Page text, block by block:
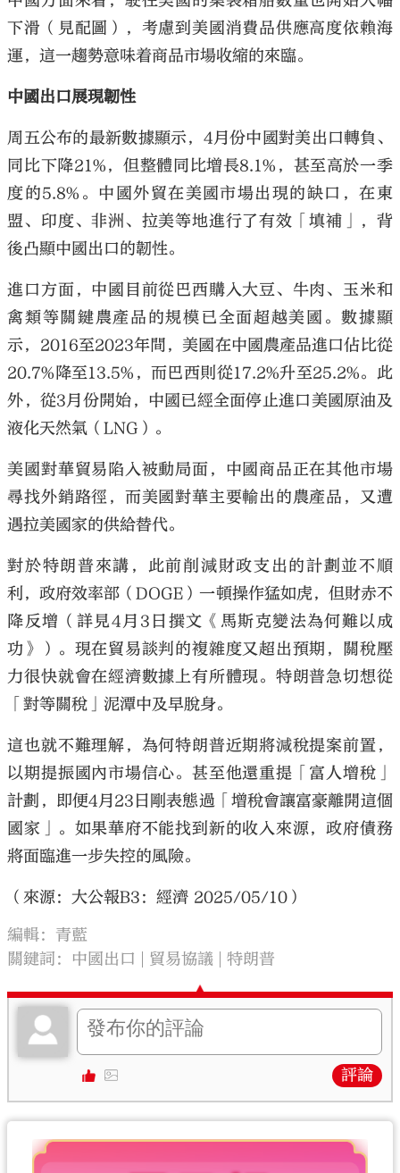
下滑（見配圖），考慮到美國消費品供應高度依賴海
運，這一趨勢意味着商品市場收縮的來臨。
中國出口展現韌性
周五公布的最新數據顯示，4月份中國對美出口轉負、
同比下降21%，但整體同比增長8.1%，甚至高於一季
度的5.8%。中國外貿在美國市場出現的缺口，在東
盟、印度、非洲、拉美等地進行了有效「填補」，背
後凸顯中國出口的韌性。
進口方面，中國目前從巴西購入大豆、牛肉、玉米和
禽類等關鍵農產品的規模已全面超越美國。數據顯
示，2016至2023年間，美國在中國農產品進口佔比從
20.7%降至13.5%，而巴西則從17.2%升至25.2%。此
外，從3月份開始，中國已經全面停止進口美國原油及
液化天然氣（LNG）。
美國對華貿易陷入被動局面，中國商品正在其他市場
尋找外銷路徑，而美國對華主要輸出的農產品，又遭
遇拉美國家的供給替代。
對於特朗普來講，此前削減財政支出的計劃並不順
利，政府效率部（DOGE）一頓操作猛如虎，但財赤不
降反增（詳見4月3日撰文《馬斯克變法為何難以成
功》）。現在貿易談判的複雜度又超出預期，關稅壓
力很快就會在經濟數據上有所體現。特朗普急切想從
「對等關稅」泥潭中及早脫身。
這也就不難理解，為何特朗普近期將減稅提案前置，
以期提振國內市場信心。甚至他還重提「富人增稅」
計劃，即便4月23日剛表態過「增稅會讓富豪離開這個
國家」。如果華府不能找到新的收入來源，政府債務
將面臨進一步失控的風險。
（來源：大公報B3：經濟 2025/05/10）
編輯：青藍
關鍵詞： 中國出口 貿易協議 特朗普
評論